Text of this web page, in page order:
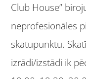
Club House”
neprofesionāles
skatupunktu.
izrādi/izstādi ik